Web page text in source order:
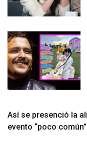
Así se presenció la
evento “poco